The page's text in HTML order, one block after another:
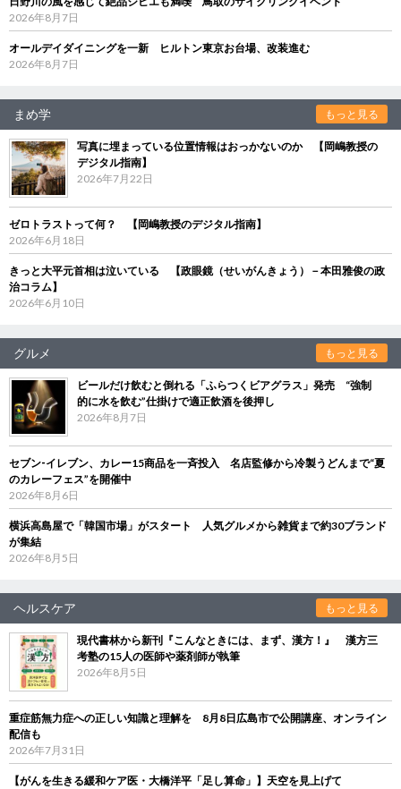
2026年8月7日
オールデイダイニングを一新 ヒルトン東京お台場、改装進む
2026年8月7日
まめ学 もっと見る
写真に埋まっている位置情報はおっかないのか 【岡嶋教授の
デジタル指南】
2026年7月22日
ゼロトラストって何？ 【岡嶋教授のデジタル指南】
2026年6月18日
きっと大平元首相は泣いている 【政眼鏡（せいがんきょう）－本田雅俊の政
治コラム】
2026年6月10日
グルメ もっと見る
ビールだけ飲むと倒れる「ふらつくビアグラス」発売 “強制
的に水を飲む”仕掛けで適正飲酒を後押し
2026年8月7日
セブン‐イレブン、カレー15商品を一斉投入 名店監修から冷製うどんまで“夏
のカレーフェス”を開催中
2026年8月6日
横浜高島屋で「韓国市場」がスタート 人気グルメから雑貨まで約30ブランド
が集結
2026年8月5日
ヘルスケア もっと見る
現代書林から新刊『こんなときには、まず、漢方！』 漢方三
考塾の15人の医師や薬剤師が執筆
2026年8月5日
重症筋無力症への正しい知識と理解を 8月8日広島市で公開講座、オンライン
配信も
2026年7月31日
【がんを生きる緩和ケア医・大橋洋平「足し算命」】天空を見上げて